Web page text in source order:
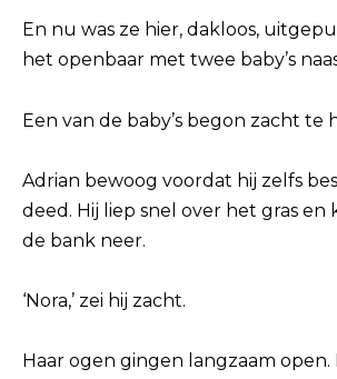
En nu was ze hier, dakloos,
het openbaar met twee baby’s
Een van de baby’s begon zacht te
Adrian bewoog voordat hij zelfs
deed. Hij liep snel over het gras en
de bank neer.
‘Nora,’ zei hij zacht.
Haar ogen gingen langzaam